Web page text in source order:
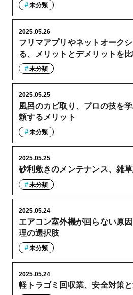
未分類
フリマアプリやネットオーク
る、メリットとデメリットを
2025.05.26
未分類
風呂のカビ取り、プロの技を
頼するメリット
2025.05.25
未分類
砂利敷きのメンテナンス、雑
2025.05.25
未分類
エアコン室外機が回らない原
理の選択肢
2025.05.24
未分類
軽トラゴミ回収業、安全対策
2025.05.24